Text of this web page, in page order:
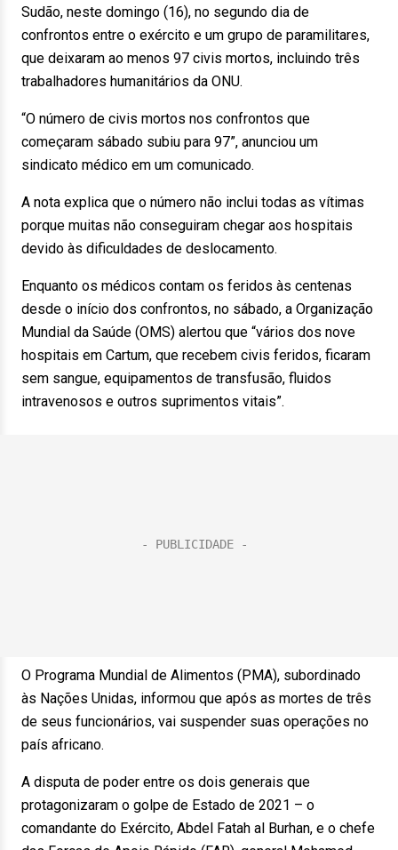
Sudão, neste domingo (16), no segundo dia de
confrontos entre o exército e um grupo de paramilitares,
que deixaram ao menos 97 civis mortos, incluindo três
trabalhadores humanitários da ONU.
“O número de civis mortos nos confrontos que
começaram sábado subiu para 97”, anunciou um
sindicato médico em um comunicado.
A nota explica que o número não inclui todas as vítimas
porque muitas não conseguiram chegar aos hospitais
devido às dificuldades de deslocamento.
Enquanto os médicos contam os feridos às centenas
desde o início dos confrontos, no sábado, a Organização
Mundial da Saúde (OMS) alertou que “vários dos nove
hospitais em Cartum, que recebem civis feridos, ficaram
sem sangue, equipamentos de transfusão, fluidos
intravenosos e outros suprimentos vitais”.
O Programa Mundial de Alimentos (PMA), subordinado
às Nações Unidas, informou que após as mortes de três
de seus funcionários, vai suspender suas operações no
país africano.
A disputa de poder entre os dois generais que
protagonizaram o golpe de Estado de 2021 – o
comandante do Exército, Abdel Fatah al Burhan, e o chefe